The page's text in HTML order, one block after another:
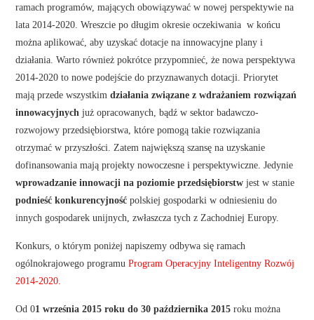
ramach programów, mających obowiązywać w nowej perspektywie na
lata 2014-2020. Wreszcie po długim okresie oczekiwania w końcu
można aplikować, aby uzyskać dotacje na innowacyjne plany i
działania. Warto również pokrótce przypomnieć, że nowa perspektywa
2014-2020 to nowe podejście do przyznawanych dotacji. Priorytet
mają przede wszystkimdziałania związane z wdrażaniem rozwiązań
innowacyjnych już opracowanych, bądź w sektor badawczo-
rozwojowy przedsiębiorstwa, które pomogą takie rozwiązania
otrzymać w przyszłości. Zatem największą szansę na uzyskanie
dofinansowania mają projekty nowoczesne i perspektywiczne. Jedynie
wprowadzanie innowacji na poziomie przedsiębiorstw jest w stanie
podnieść konkurencyjność polskiej gospodarki w odniesieniu do
innych gospodarek unijnych, zwłaszcza tych z Zachodniej Europy.
Konkurs, o którym poniżej napiszemy odbywa się ramach
ogólnokrajowego programuProgram Operacyjny Inteligentny Rozwój
2014-2020.
Od 01 września 2015 roku do 30 października 2015 roku można